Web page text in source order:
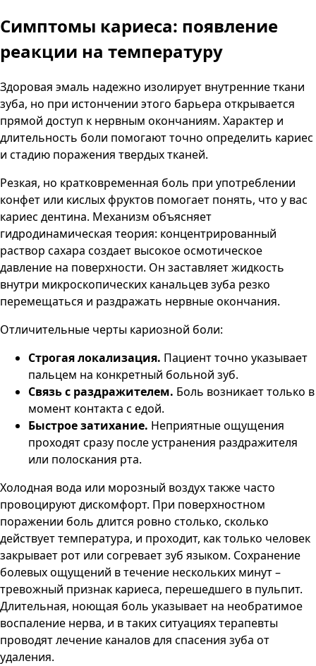
Симптомы кариеса: появление
реакции на температуру
Здоровая эмаль надежно изолирует внутренние ткани
зуба, но при истончении этого барьера открывается
прямой доступ к нервным окончаниям. Характер и
длительность боли помогают точно определить кариес
и стадию поражения твердых тканей.
Резкая, но кратковременная боль при употреблении
конфет или кислых фруктов помогает понять, что у вас
кариес дентина. Механизм объясняет
гидродинамическая теория: концентрированный
раствор сахара создает высокое осмотическое
давление на поверхности. Он заставляет жидкость
внутри микроскопических канальцев зуба резко
перемещаться и раздражать нервные окончания.
Отличительные черты кариозной боли:
Строгая локализация. Пациент точно указывает
пальцем на конкретный больной зуб.
Связь с раздражителем. Боль возникает только в
момент контакта с едой.
Быстрое затихание. Неприятные ощущения
проходят сразу после устранения раздражителя
или полоскания рта.
Холодная вода или морозный воздух также часто
провоцируют дискомфорт. При поверхностном
поражении боль длится ровно столько, сколько
действует температура, и проходит, как только человек
закрывает рот или согревает зуб языком. Сохранение
болевых ощущений в течение нескольких минут –
тревожный признак кариеса, перешедшего в пульпит.
Длительная, ноющая боль указывает на необратимое
воспаление нерва, и в таких ситуациях терапевты
проводят лечение каналов для спасения зуба от
удаления.